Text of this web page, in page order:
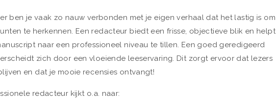
ben je vaak zo nauw verbonden met je eigen verhaal dat het lastig is om
te herkennen. Een redacteur biedt een frisse, objectieve blik en helpt
naar een professioneel niveau te tillen. Een goed geredigeerd
zich door een vloeiende leeservaring. Dit zorgt ervoor dat lezers
en dat je mooie recensies ontvangt!
redacteur kijkt o.a. naar: